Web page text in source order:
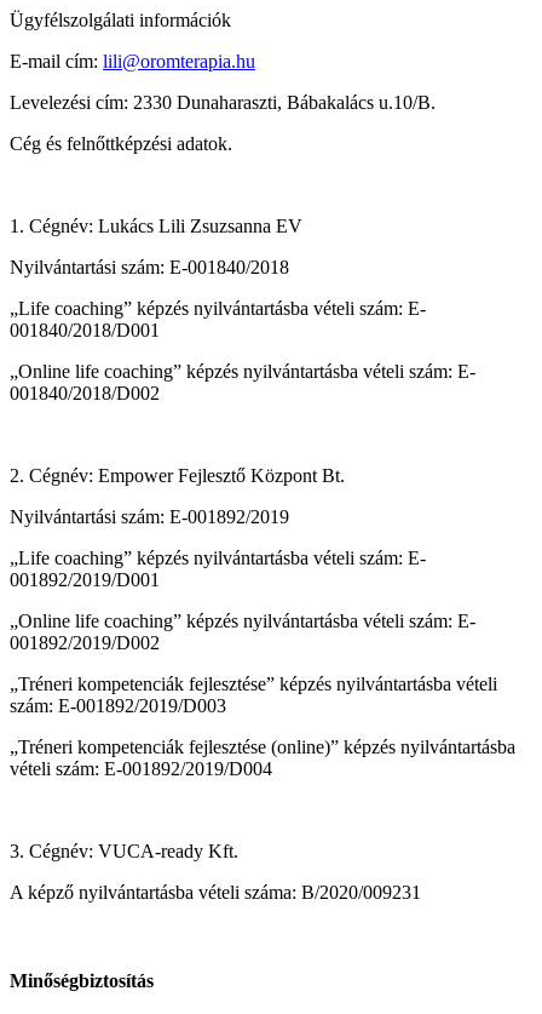
Ügyfélszolgálati információk
E-mail cím: lili@oromterapia.hu
Levelezési cím: 2330 Dunaharaszti, Bábakalács u.10/B.
Cég és felnőttképzési adatok.
1. Cégnév: Lukács Lili Zsuzsanna EV
Nyilvántartási szám: E-001840/2018
„Life coaching” képzés nyilvántartásba vételi szám: E-
001840/2018/D001
„Online life coaching” képzés nyilvántartásba vételi szám: E-
001840/2018/D002
2. Cégnév: Empower Fejlesztő Központ Bt.
Nyilvántartási szám: E-001892/2019
„Life coaching” képzés nyilvántartásba vételi szám: E-
001892/2019/D001
„Online life coaching” képzés nyilvántartásba vételi szám: E-
001892/2019/D002
„Tréneri kompetenciák fejlesztése” képzés nyilvántartásba vételi
szám: E-001892/2019/D003
„Tréneri kompetenciák fejlesztése (online)” képzés nyilvántartásba
vételi szám: E-001892/2019/D004
3. Cégnév: VUCA-ready Kft.
A képző nyilvántartásba vételi száma: B/2020/009231
Minőségbiztosítás